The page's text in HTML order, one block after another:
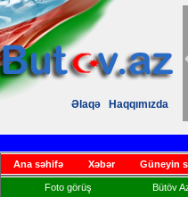
Əlaqə Haqqımızda
Ana səhifə Xəbər Güneyin
Foto görüş Bütöv